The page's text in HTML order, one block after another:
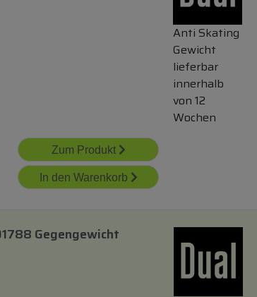
Anti Skating
Gewicht
lieferbar
innerhalb
von 12
Wochen
Zum Produkt
In den Warenkorb
Gegengewicht